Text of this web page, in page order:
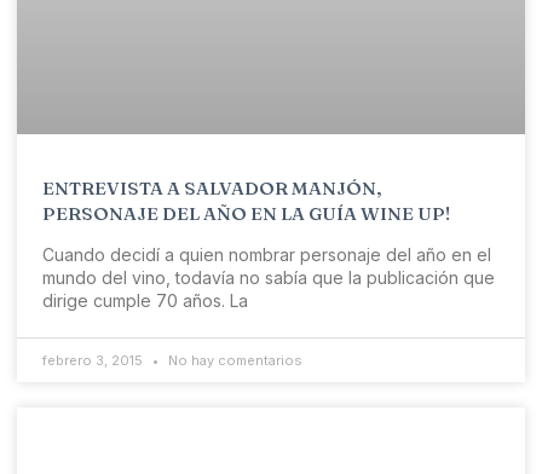
ENTREVISTA A SALVADOR MANJÓN,
PERSONAJE DEL AÑO EN LA GUÍA WINE UP!
Cuando decidí a quien nombrar personaje del año en el
mundo del vino, todavía no sabía que la publicación que
dirige cumple 70 años. La
febrero 3, 2015 No hay comentarios